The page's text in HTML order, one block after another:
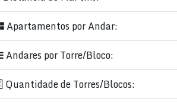
Apartamentos por Andar:
Andares por Torre/Bloco:
Quantidade de Torres/Blocos: